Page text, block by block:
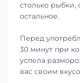
столько рыбки,
остальное.
Перед
30 минут при
успела
вас своим